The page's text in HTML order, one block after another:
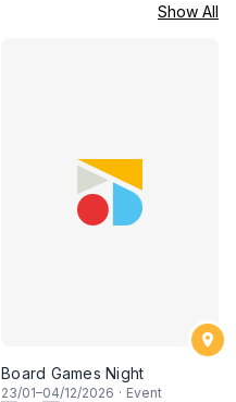
Show All
Board Games Night
23/01–04/12/2026 · Event